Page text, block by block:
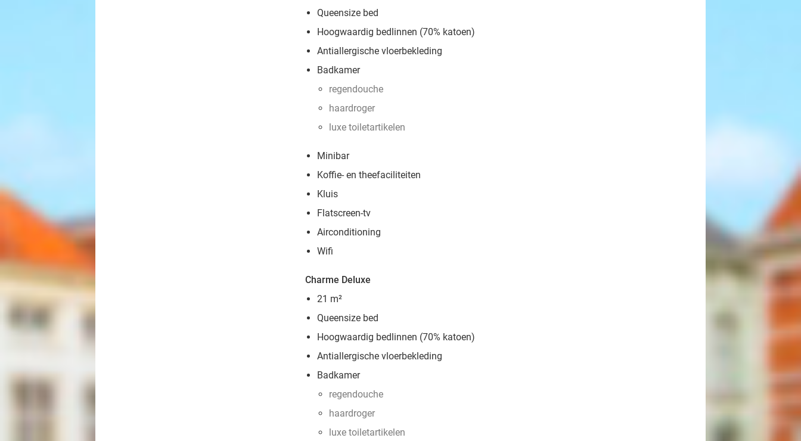
Queensize bed
Hoogwaardig bedlinnen (70% katoen)
Antiallergische vloerbekleding
Badkamer
regendouche
haardroger
luxe toiletartikelen
Minibar
Koffie- en theefaciliteiten
Kluis
Flatscreen-tv
Airconditioning
Wifi
Charme Deluxe
21 m²
Queensize bed
Hoogwaardig bedlinnen (70% katoen)
Antiallergische vloerbekleding
Badkamer
regendouche
haardroger
luxe toiletartikelen